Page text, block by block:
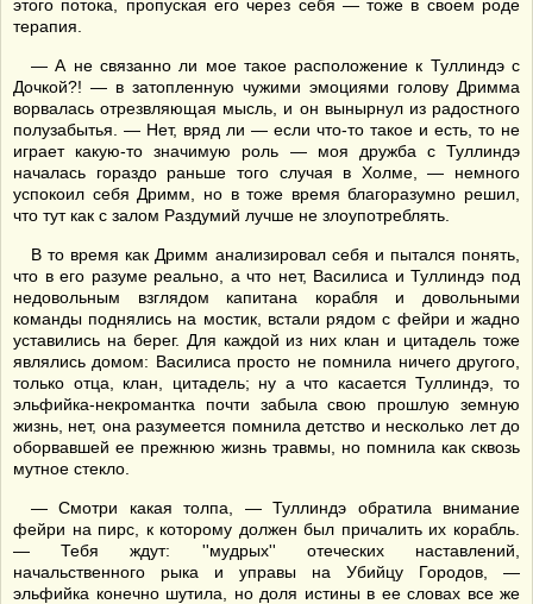
этого потока, пропуская его через себя — тоже в своем роде
терапия.
— А не связанно ли мое такое расположение к Туллиндэ с
Дочкой?! — в затопленную чужими эмоциями голову Дримма
ворвалась отрезвляющая мысль, и он вынырнул из радостного
полузабытья. — Нет, вряд ли — если что-то такое и есть, то не
играет какую-то значимую роль — моя дружба с Туллиндэ
началась гораздо раньше того случая в Холме, — немного
успокоил себя Дримм, но в тоже время благоразумно решил,
что тут как с залом Раздумий лучше не злоупотреблять.
В то время как Дримм анализировал себя и пытался понять,
что в его разуме реально, а что нет, Василиса и Туллиндэ под
недовольным взглядом капитана корабля и довольными
команды поднялись на мостик, встали рядом с фейри и жадно
уставились на берег. Для каждой из них клан и цитадель тоже
являлись домом: Василиса просто не помнила ничего другого,
только отца, клан, цитадель; ну а что касается Туллиндэ, то
эльфийка-некромантка почти забыла свою прошлую земную
жизнь, нет, она разумеется помнила детство и несколько лет до
оборвавшей ее прежнюю жизнь травмы, но помнила как сквозь
мутное стекло.
— Смотри какая толпа, — Туллиндэ обратила внимание
фейри на пирс, к которому должен был причалить их корабль.
— Тебя ждут: ''мудрых'' отеческих наставлений,
начальственного рыка и управы на Убийцу Городов, —
эльфийка конечно шутила, но доля истины в ее словах все же